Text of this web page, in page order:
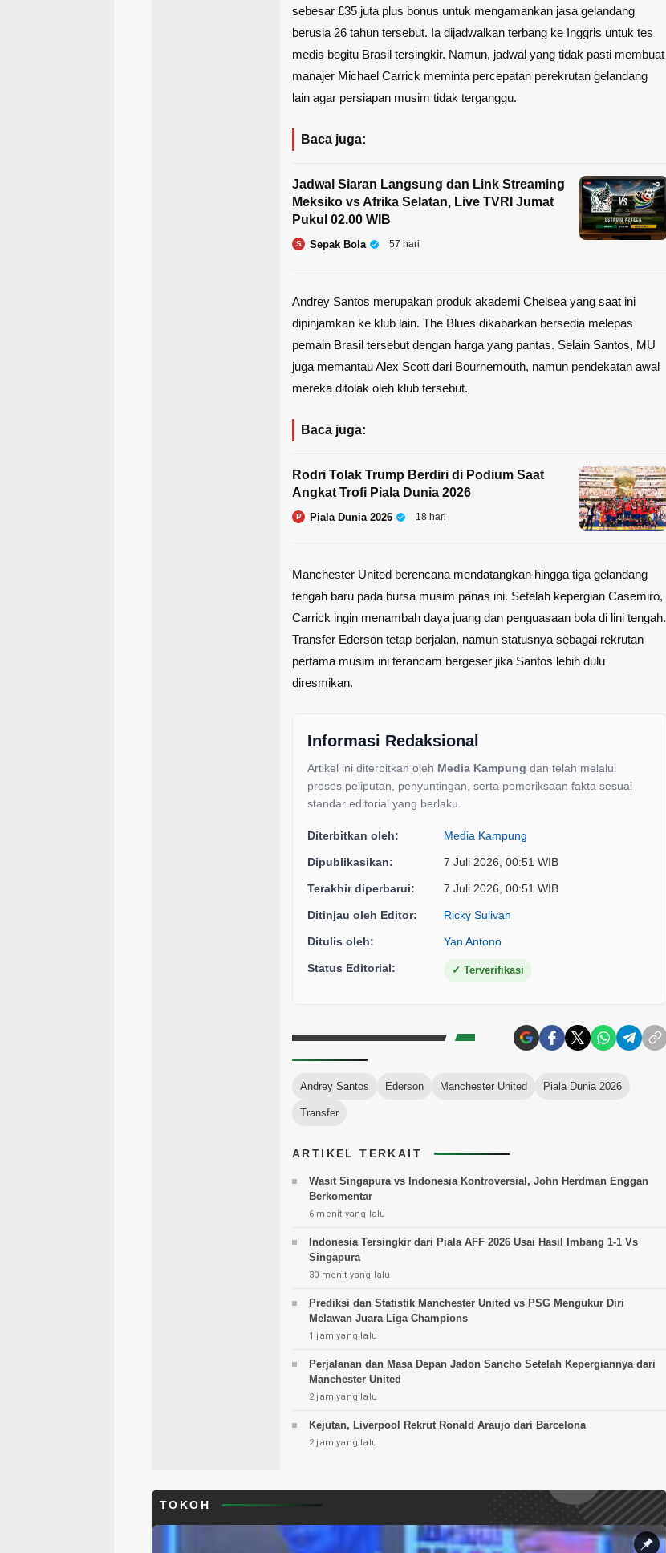
sebesar £35 juta plus bonus untuk mengamankan jasa gelandang
berusia 26 tahun tersebut. Ia dijadwalkan terbang ke Inggris untuk tes
medis begitu Brasil tersingkir. Namun, jadwal yang tidak pasti membuat
manajer Michael Carrick meminta percepatan perekrutan gelandang
lain agar persiapan musim tidak terganggu.
Baca juga:
Jadwal Siaran Langsung dan Link Streaming
Meksiko vs Afrika Selatan, Live TVRI Jumat
Pukul 02.00 WIB
S Sepak Bola 57 hari
Andrey Santos merupakan produk akademi Chelsea yang saat ini
dipinjamkan ke klub lain. The Blues dikabarkan bersedia melepas
pemain Brasil tersebut dengan harga yang pantas. Selain Santos, MU
juga memantau Alex Scott dari Bournemouth, namun pendekatan awal
mereka ditolak oleh klub tersebut.
Baca juga:
Rodri Tolak Trump Berdiri di Podium Saat
Angkat Trofi Piala Dunia 2026
P Piala Dunia 2026 18 hari
Manchester United berencana mendatangkan hingga tiga gelandang
tengah baru pada bursa musim panas ini. Setelah kepergian Casemiro,
Carrick ingin menambah daya juang dan penguasaan bola di lini tengah.
Transfer Ederson tetap berjalan, namun statusnya sebagai rekrutan
pertama musim ini terancam bergeser jika Santos lebih dulu
diresmikan.
Informasi Redaksional
Artikel ini diterbitkan oleh Media Kampung dan telah melalui
proses peliputan, penyuntingan, serta pemeriksaan fakta sesuai
standar editorial yang berlaku.
Diterbitkan oleh: Media Kampung
Dipublikasikan: 7 Juli 2026, 00:51 WIB
Terakhir diperbarui: 7 Juli 2026, 00:51 WIB
Ditinjau oleh Editor: Ricky Sulivan
Ditulis oleh: Yan Antono
Status Editorial: ✓ Terverifikasi
Andrey Santos Ederson Manchester United Piala Dunia 2026
Transfer
ARTIKEL TERKAIT
Wasit Singapura vs Indonesia Kontroversial, John Herdman Enggan
Berkomentar
6 menit yang lalu
Indonesia Tersingkir dari Piala AFF 2026 Usai Hasil Imbang 1-1 Vs
Singapura
30 menit yang lalu
Prediksi dan Statistik Manchester United vs PSG Mengukur Diri
Melawan Juara Liga Champions
1 jam yang lalu
Perjalanan dan Masa Depan Jadon Sancho Setelah Kepergiannya dari
Manchester United
2 jam yang lalu
Kejutan, Liverpool Rekrut Ronald Araujo dari Barcelona
2 jam yang lalu
TOKOH